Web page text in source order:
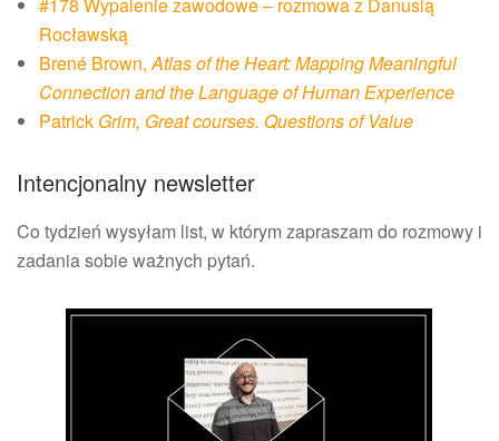
Rocławską
Brené Brown,Atlas of the Heart: Mapping Meaningful
Connection and the Language of Human Experience
Patrick Grim, Great courses. Questions of Value
Intencjonalny newsletter
Co tydzień wysyłam list, w którym zapraszam do rozmowy i
zadania sobie ważnych pytań.